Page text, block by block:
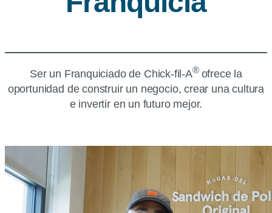
Ser un Franquiciado de Chick-fil-A® ofrece la
oportunidad de construir un negocio, crear una cultura
e invertir en un futuro mejor.